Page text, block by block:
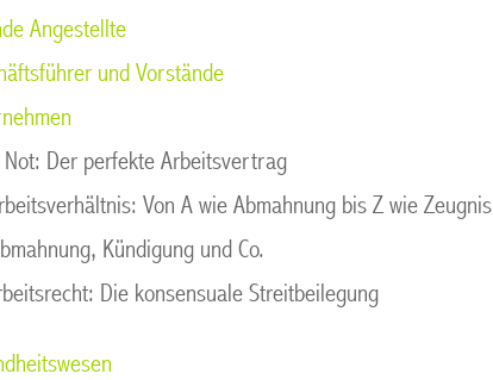
Angestellte
und Vorstände
Der perfekte Arbeitsvertrag
Von A wie Abmahnung bis Z wie Zeugnis
Kündigung und Co.
Die konsensuale Streitbeilegung